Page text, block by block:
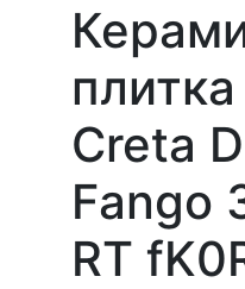
плитка
Creta
Fango
RT